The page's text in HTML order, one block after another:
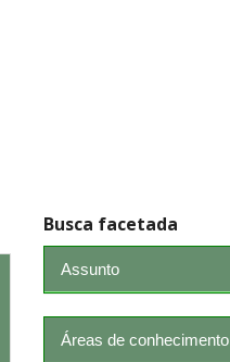
Busca facetada
Assunto
Áreas de conhecimento